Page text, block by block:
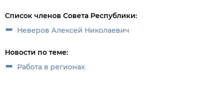
Список членов Совета Республики:
Неверов Алексей Николаевич
Новости по теме:
Работа в регионах